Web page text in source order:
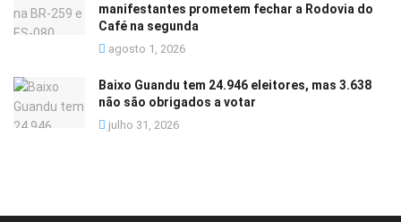
manifestantes prometem fechar a Rodovia do
Café na segunda
agosto 1, 2026
Baixo Guandu tem 24.946 eleitores, mas 3.638
não são obrigados a votar
julho 31, 2026